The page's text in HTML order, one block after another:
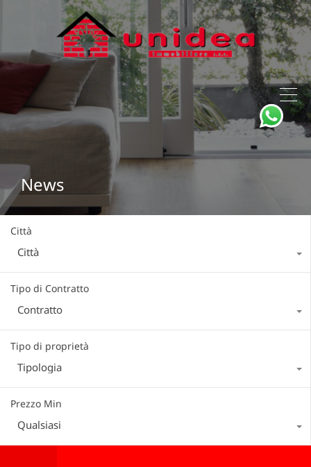
News
Città
Città
Tipo di Contratto
Contratto
Tipo di proprietà
Tipologia
Prezzo Min
Qualsiasi